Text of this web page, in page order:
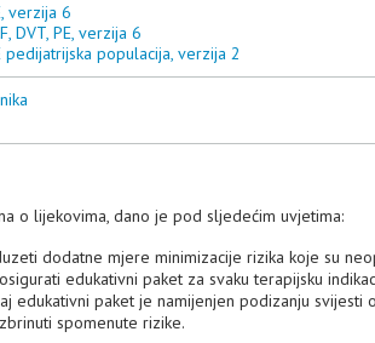
verzija 6
DVT, PE, verzija 6
populacija, verzija 2
o lijekovima, dano je pod sljedećim uvjetima:
dodatne mjere minimizacije rizika koje su
edukativni paket za svaku terapijsku
edukativni paket je namijenjen podizanju svijesti o
spomenute rizike.